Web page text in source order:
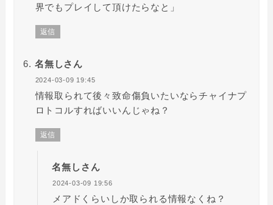
界でもプレイして頂けたらなと」
返信
名無しさん
2024-03-09 19:45
情報取られて後々致命傷負いたいならチャイナプ
ロトコルすればいいんじゃね？
返信
名無しさん
2024-03-09 19:56
メアドくらいしか取られる情報なくね？